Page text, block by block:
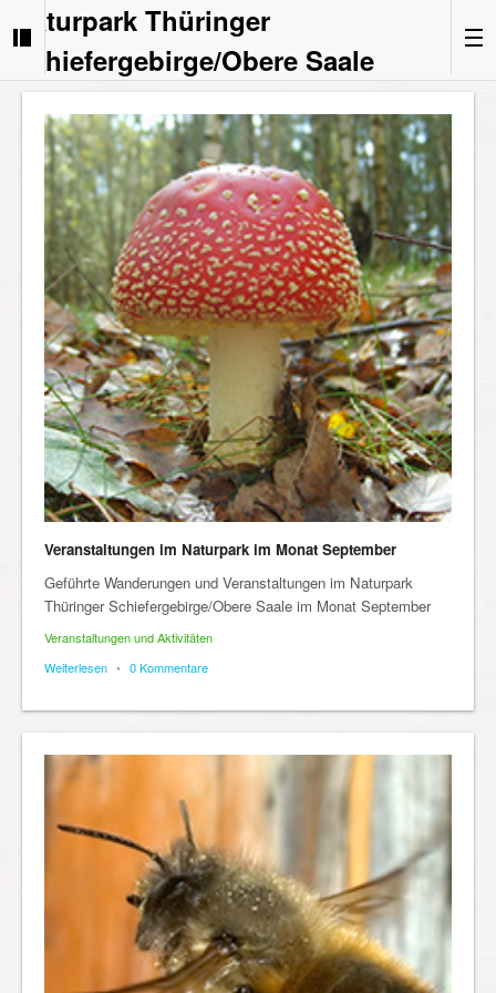
Naturpark Thüringer
Schiefergebirge/Obere Saale
Veranstaltungen im Naturpark im Monat September
Geführte Wanderungen und Veranstaltungen im Naturpark
Thüringer Schiefergebirge/Obere Saale im Monat September
Veranstaltungen und Aktivitäten
Weiterlesen • 0 Kommentare